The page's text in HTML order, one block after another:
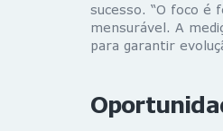
sucesso. “O foco é
mensurável. A
para garantir